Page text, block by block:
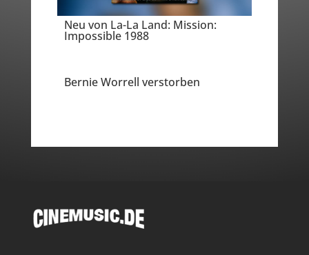
Neu von La-La Land: Mission:
Impossible 1988
Bernie Worrell verstorben